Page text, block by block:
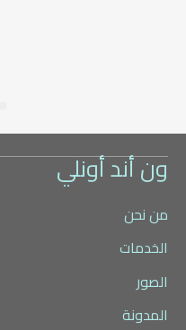
ون أند أونلي
من نحن
الخدمات
الصور
المدونة